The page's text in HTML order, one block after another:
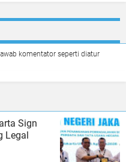
komentator seperti diatur
Sign
Legal